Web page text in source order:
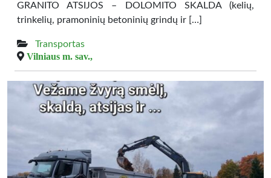
GRANITO ATSIJOS – DOLOMITO SKALDA (kelių,
trinkelių, pramoninių betoninių grindų ir […]
Transportas
Vilniaus m. sav.,